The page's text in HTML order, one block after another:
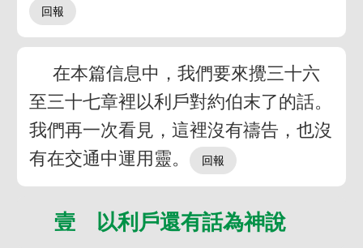
在本篇信息中，我們要來攪三十六
至三十七章裡以利戶對約伯末了的話。
我們再一次看見，這裡沒有禱告，也沒
有在交通中運用靈。
壹 以利戶還有話為神說